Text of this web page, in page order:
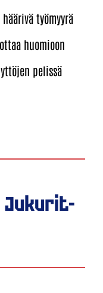
työmyyrä
huomioon
pelissä